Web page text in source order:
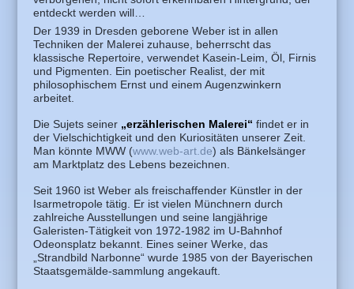
entdeckt werden will…
Der 1939 in Dresden geborene Weber ist in allen
Techniken der Malerei zuhause, beherrscht das
klassische Repertoire, verwendet Kasein-Leim, Öl, Firnis
und Pigmenten. Ein poetischer Realist, der mit
philosophischem Ernst und einem Augenzwinkern
arbeitet.
Die Sujets seiner „erzählerischen Malerei“ findet er in
der Vielschichtigkeit und den Kuriositäten unserer Zeit.
Man könnte MWW (www.web-art.de) als Bänkelsänger
am Marktplatz des Lebens bezeichnen.
Seit 1960 ist Weber als freischaffender Künstler in der
Isarmetropole tätig. Er ist vielen Münchnern durch
zahlreiche Ausstellungen und seine langjährige
Galeristen-Tätigkeit von 1972-1982 im U-Bahnhof
Odeonsplatz bekannt. Eines seiner Werke, das
„Strandbild Narbonne“ wurde 1985 von der Bayerischen
Staatsgemälde-sammlung angekauft.